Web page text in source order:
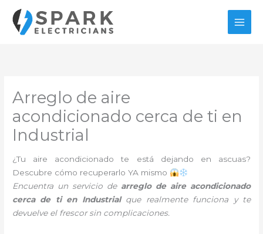
contenido
Arreglo de aire
acondicionado cerca de ti en
Industrial
¿Tu aire acondicionado te está dejando en ascuas?
Descubre cómo recuperarlo YA mismo
Encuentra un servicio de arreglo de aire acondicionado
cerca de ti en Industrial que realmente funciona y te
devuelve el frescor sin complicaciones.